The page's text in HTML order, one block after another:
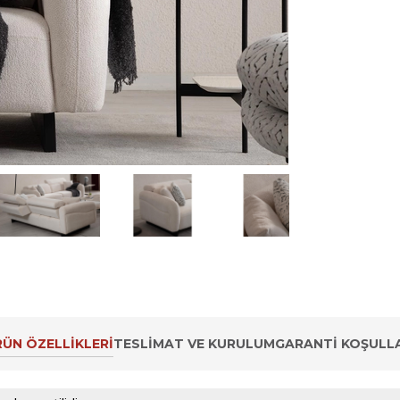
ÖZELLIKLERITESLIMAT VE KURULUMGARANTI